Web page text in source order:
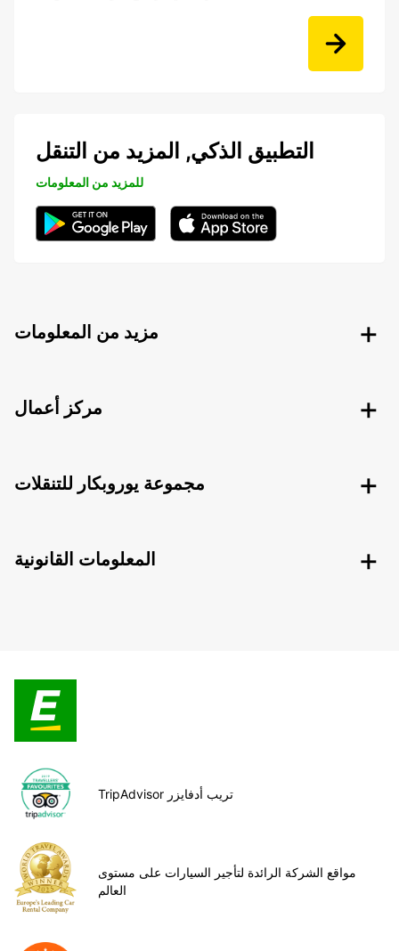
التطبيق الذكي, المزيد من التنقل
للمزيد من المعلومات
مزيد من المعلومات
مركز أعمال
مجموعة يوروبكار للتنقلات
المعلومات القانونية
TripAdvisor تريب أدفايزر
مواقع الشركة الرائدة لتأجير السيارات على مستوى
العالم